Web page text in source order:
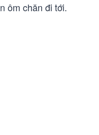
ôm chăn đi tới.